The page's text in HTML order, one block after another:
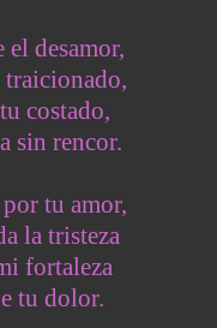
el desamor,
traicionado,
costado,
sin rencor.
tu amor,
la tristeza
fortaleza
tu dolor.